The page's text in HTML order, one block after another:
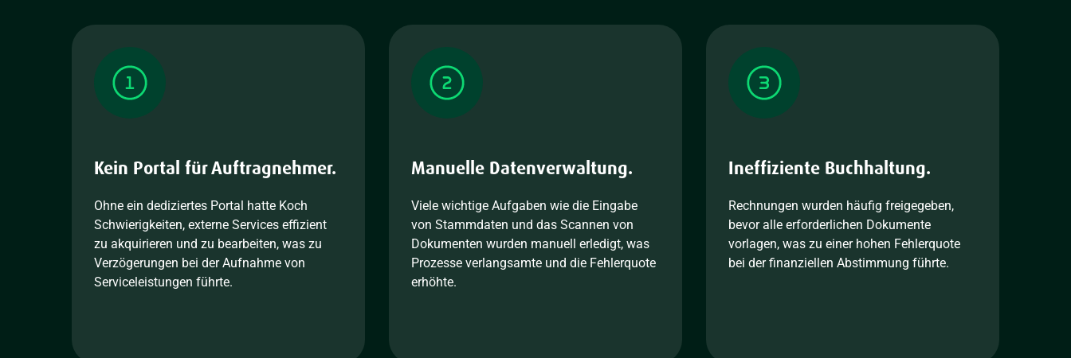
Kein Portal für Auftragnehmer.
Ohne ein dediziertes Portal hatte Koch
Schwierigkeiten, externe Services effizient
zu akquirieren und zu bearbeiten, was zu
Verzögerungen bei der Aufnahme von
Serviceleistungen führte.
Manuelle Datenverwaltung.
Viele wichtige Aufgaben wie die Eingabe
von Stammdaten und das Scannen von
Dokumenten wurden manuell erledigt, was
Prozesse verlangsamte und die Fehlerquote
erhöhte.
Ineffiziente Buchhaltung.
Rechnungen wurden häufig freigegeben,
bevor alle erforderlichen Dokumente
vorlagen, was zu einer hohen Fehlerquote
bei der finanziellen Abstimmung führte.